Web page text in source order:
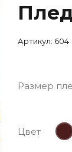
Артикул: 604
Размер
Цвет